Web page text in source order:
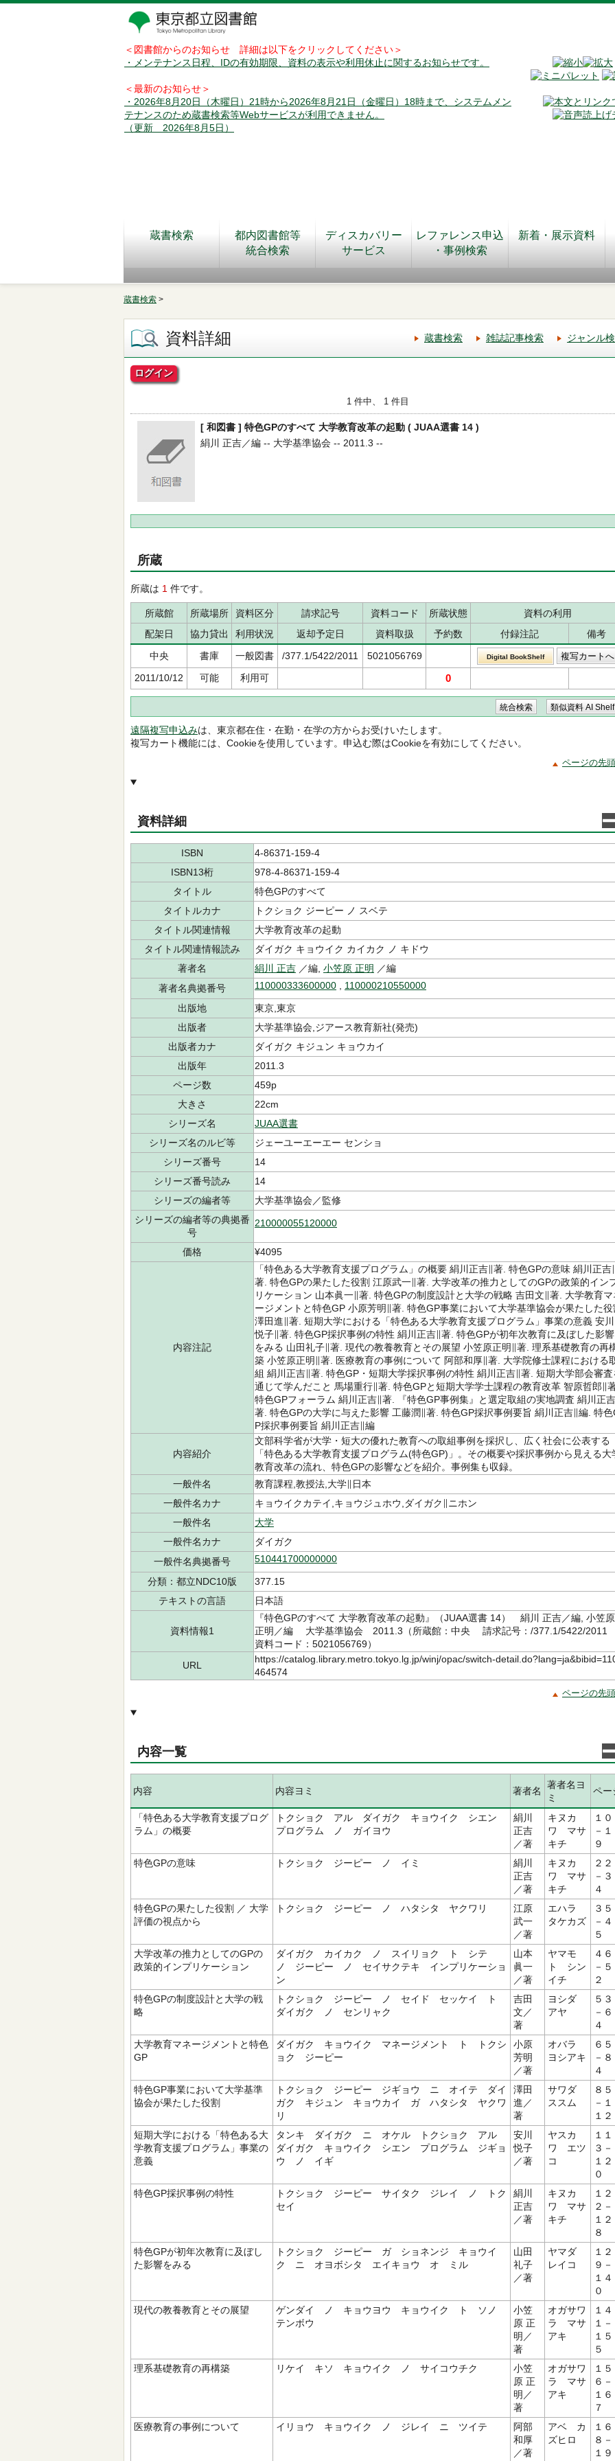
＜図書館からのお知らせ 詳細は以下をクリックしてください＞
・メンテナンス日程、IDの有効期限、資料の表示や利用休止に関するお知らせです。
＜最新のお知らせ＞
・2026年8月20日（木曜日）21時から2026年8月21日（金曜日）18時まで、システムメン
テナンスのため蔵書検索等Webサービスが利用できません。
（更新 2026年8月5日）
蔵書検索
都内図書館等
統合検索
ディスカバリー
サービス
レファレンス申込
・事例検索
新着・展示資料
蔵書検索 >
資料詳細 蔵書検索 雑誌記事検索 ジャンル
ログイン
1 件中、 1 件目
[ 和図書 ] 特色GPのすべて 大学教育改革の起動 ( JUAA選書 14 )
絹川 正吉／編 -- 大学基準協会 -- 2011.3 --
所蔵
所蔵は 1 件です。
所蔵館 所蔵場所 資料区分 請求記号 資料コード 所蔵状態
資料の利用
配架日
協力貸出 利用状況 返却予定日 資料取扱 予約数 付録注記
備考
中央
書庫 一般図書 /377.1/5422/2011 5021056769 Digital BookShelf
2011/10/12 可能 利用可 0
遠隔複写申込みは、東京都在住・在勤・在学の方からお受けいたします。
複写カート機能には、Cookieを使用しています。申込む際はCookieを有効にしてください。
ページの先
資料詳細
ISBN
4-86371-159-4
ISBN13桁
978-4-86371-159-4
タイトル
特色GPのすべて
タイトルカナ
トクショク ジーピー ノ スベテ
タイトル関連情報
大学教育改革の起動
タイトル関連情報読み
ダイガク キョウイク カイカク ノ キドウ
著者名
絹川 正吉 ／編, 小笠原 正明 ／編
著者名典拠番号
110000333600000 110000210550000
出版地
東京,東京
出版者
大学基準協会,ジアース教育新社(発売)
出版者カナ
ダイガク キジュン キョウカイ
出版年
2011.3
ページ数
459p
大きさ
22cm
シリーズ名
JUAA選書
シリーズ名のルビ等
ジェーユーエーエー センショ
シリーズ番号
14
シリーズ番号読み
14
シリーズの編者等
大学基準協会／監修
シリーズの編者等の典拠番
号
210000055120000
価格 ¥4095
内容注記
「特色ある大学教育支援プログラム」の概要 絹川正吉∥著. 特色GPの意味 絹川正吉
著. 特色GPの果たした役割 江原武一∥著. 大学改革の推力としてのGPの政策的イン
リケーション 山本眞一∥著. 特色GPの制度設計と大学の戦略 吉田文∥著. 大学教育マ
ージメントと特色GP 小原芳明∥著. 特色GP事業において大学基準協会が果たした役
澤田進∥著. 短期大学における「特色ある大学教育支援プログラム」事業の意義 安川
悦子∥著. 特色GP採択事例の特性 絹川正吉∥著. 特色GPが初年次教育に及ぼした影響
をみる 山田礼子∥著. 現代の教養教育とその展望 小笠原正明∥著. 理系基礎教育の再
築 小笠原正明∥著. 医療教育の事例について 阿部和厚∥著. 大学院修士課程における
組 絹川正吉∥著. 特色GP・短期大学採択事例の特性 絹川正吉∥著. 短期大学部会審査
通じて学んだこと 馬場重行∥著. 特色GPと短期大学学士課程の教育改革 智原哲郎∥
特色GPフォーラム 絹川正吉∥著. 『特色GP事例集』と選定取組の実地調査 絹川正
著. 特色GPの大学に与えた影響 工藤潤∥著. 特色GP採択事例要旨 絹川正吉∥編. 特色
P採択事例要旨 絹川正吉∥編
内容紹介
文部科学省が大学・短大の優れた教育への取組事例を採択し、広く社会に公表する
「特色ある大学教育支援プログラム(特色GP)」。その概要や採択事例から見える大
教育改革の流れ、特色GPの影響などを紹介。事例集も収録。
一般件名
教育課程,教授法,大学∥日本
一般件名カナ
キョウイクカテイ,キョウジュホウ,ダイガク∥ニホン
一般件名
大学
一般件名カナ
ダイガク
一般件名典拠番号
510441700000000
分類：都立NDC10版
377.15
テキストの言語
日本語
資料情報1
『特色GPのすべて 大学教育改革の起動』（JUAA選書 14） 絹川 正吉／編, 小笠原
正明／編 大学基準協会 2011.3（所蔵館：中央 請求記号：/377.1/5422/
資料コード：5021056769）
URL
https://catalog.library.metro.tokyo.lg.jp/winj/opac/switch-
464574
ページの先
内容一覧
内容 内容ヨミ 著者名
著者名ヨ
ミ
ペー
「特色ある大学教育支援プログ
ラム」の概要
トクショク アル ダイガク キョウイク シエン
プログラム ノ ガイヨウ
絹川
正吉
／著
キヌカ
ワ マサ
キチ
１０
－１
９
特色GPの意味
トクショク ジーピー ノ イミ
絹川
正吉
／著
キヌカ
ワ マサ
キチ
２２
－３
４
特色GPの果たした役割 ／ 大学
評価の視点から
トクショク ジーピー ノ ハタシタ ヤクワリ
江原
武一
／著
エハラ
タケカズ
３５
－４
５
大学改革の推力としてのGPの
政策的インプリケーション
ダイガク カイカク ノ スイリョク ト シテ
ノ ジーピー ノ セイサクテキ インプリケーショ
ン
山本
眞一
／著
ヤマモ
ト シン
イチ
４６
－５
２
特色GPの制度設計と大学の戦
略
トクショク ジーピー ノ セイド セッケイ ト
ダイガク ノ センリャク
吉田
文／
著
ヨシダ
アヤ
５３
－６
４
大学教育マネージメントと特色
GP
ダイガク キョウイク マネージメント ト トクシ
ョク ジーピー
小原
芳明
／著
オバラ
ヨシアキ
６５
－８
４
特色GP事業において大学基準
協会が果たした役割
トクショク ジーピー ジギョウ ニ オイテ ダイ
ガク キジュン キョウカイ ガ ハタシタ ヤクワ
リ
澤田
進／
著
サワダ
ススム
８５
－１
１２
短期大学における「特色ある大
学教育支援プログラム」事業の
意義
タンキ ダイガク ニ オケル トクショク アル
ダイガク キョウイク シエン プログラム ジギョ
ウ ノ イギ
安川
悦子
／著
ヤスカ
ワ エツ
コ
１１
３－
１２
０
特色GP採択事例の特性
トクショク ジーピー サイタク ジレイ ノ トク
セイ
絹川
正吉
／著
キヌカ
ワ マサ
キチ
１２
２－
１２
８
特色GPが初年次教育に及ぼし
た影響をみる
トクショク ジーピー ガ ショネンジ キョウイ
ク ニ オヨボシタ エイキョウ オ ミル
山田
礼子
／著
ヤマダ
レイコ
１２
９－
１４
０
現代の教養教育とその展望
ゲンダイ ノ キョウヨウ キョウイク ト ソノ
テンボウ
小笠
原 正
明／
著
オガサワ
ラ マサ
アキ
１４
１－
１５
５
理系基礎教育の再構築
リケイ キソ キョウイク ノ サイコウチク
小笠
原 正
明／
著
オガサワ
ラ マサ
アキ
１５
６－
１６
７
医療教育の事例について
イリョウ キョウイク ノ ジレイ ニ ツイテ
阿部
和厚
／著
アベ カ
ズヒロ
１６
８－
１９